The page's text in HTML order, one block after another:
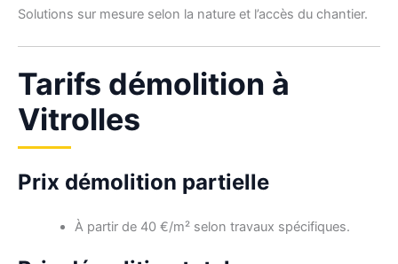
Solutions sur mesure selon la nature et l’accès du chantier.
Tarifs démolition à
Vitrolles
Prix démolition partielle
À partir de 40 €/m² selon travaux spécifiques.